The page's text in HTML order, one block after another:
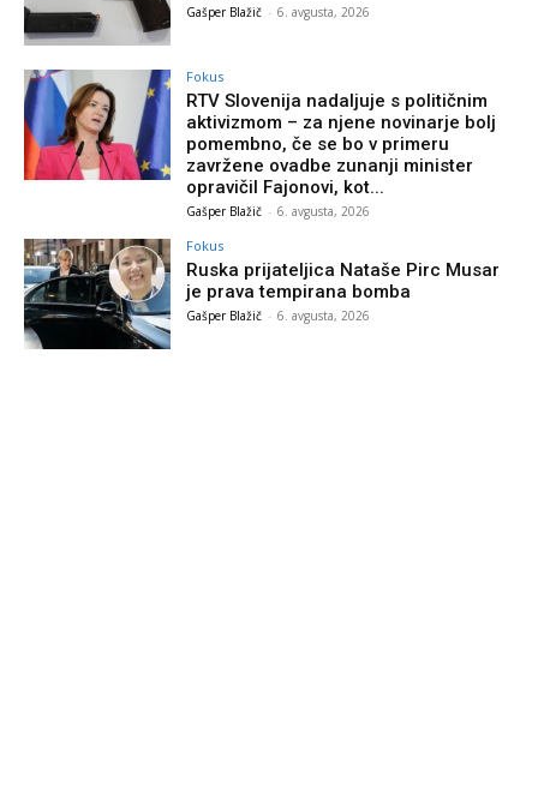
Gašper Blažič - 6. avgusta, 2026
Fokus
RTV Slovenija nadaljuje s političnim
aktivizmom – za njene novinarje bolj
pomembno, če se bo v primeru
zavržene ovadbe zunanji minister
opravičil Fajonovi, kot...
Gašper Blažič - 6. avgusta, 2026
Fokus
Ruska prijateljica Nataše Pirc Musar
je prava tempirana bomba
Gašper Blažič - 6. avgusta, 2026